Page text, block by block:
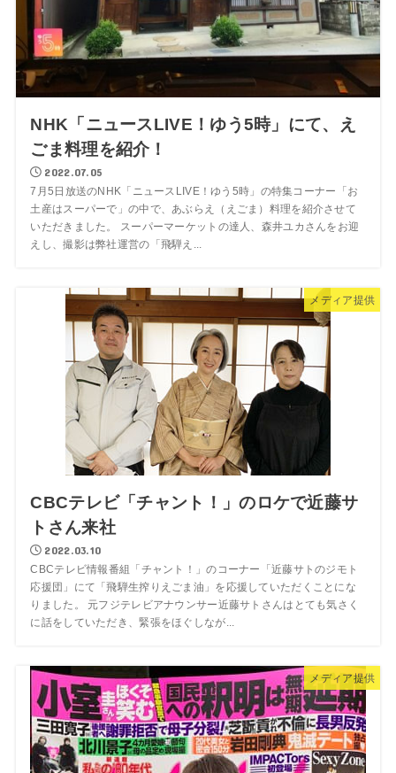
NHK「ニュースLIVE！ゆう5時」にて、え
ごま料理を紹介！
2022.07.05
7月5日放送のNHK「ニュースLIVE！ゆう5時」の特集コーナー「お
土産はスーパーで」の中で、あぶらえ（えごま）料理を紹介させて
いただきました。 スーパーマーケットの達人、森井ユカさんをお迎
えし、撮影は弊社運営の「飛騨え...
メディア提供
CBCテレビ「チャント！」のロケで近藤サ
トさん来社
2022.03.10
CBCテレビ情報番組「チャント！」のコーナー「近藤サトのジモト
応援団」にて「飛騨生搾りえごま油」を応援していただくことにな
りました。 元フジテレビアナウンサー近藤サトさんはとても気さく
に話をしていただき、緊張をほぐしなが...
メディア提供